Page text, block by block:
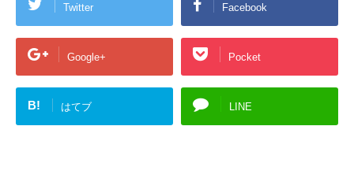
Twitter Facebook
Google+ Pocket
B! はてブ LINE